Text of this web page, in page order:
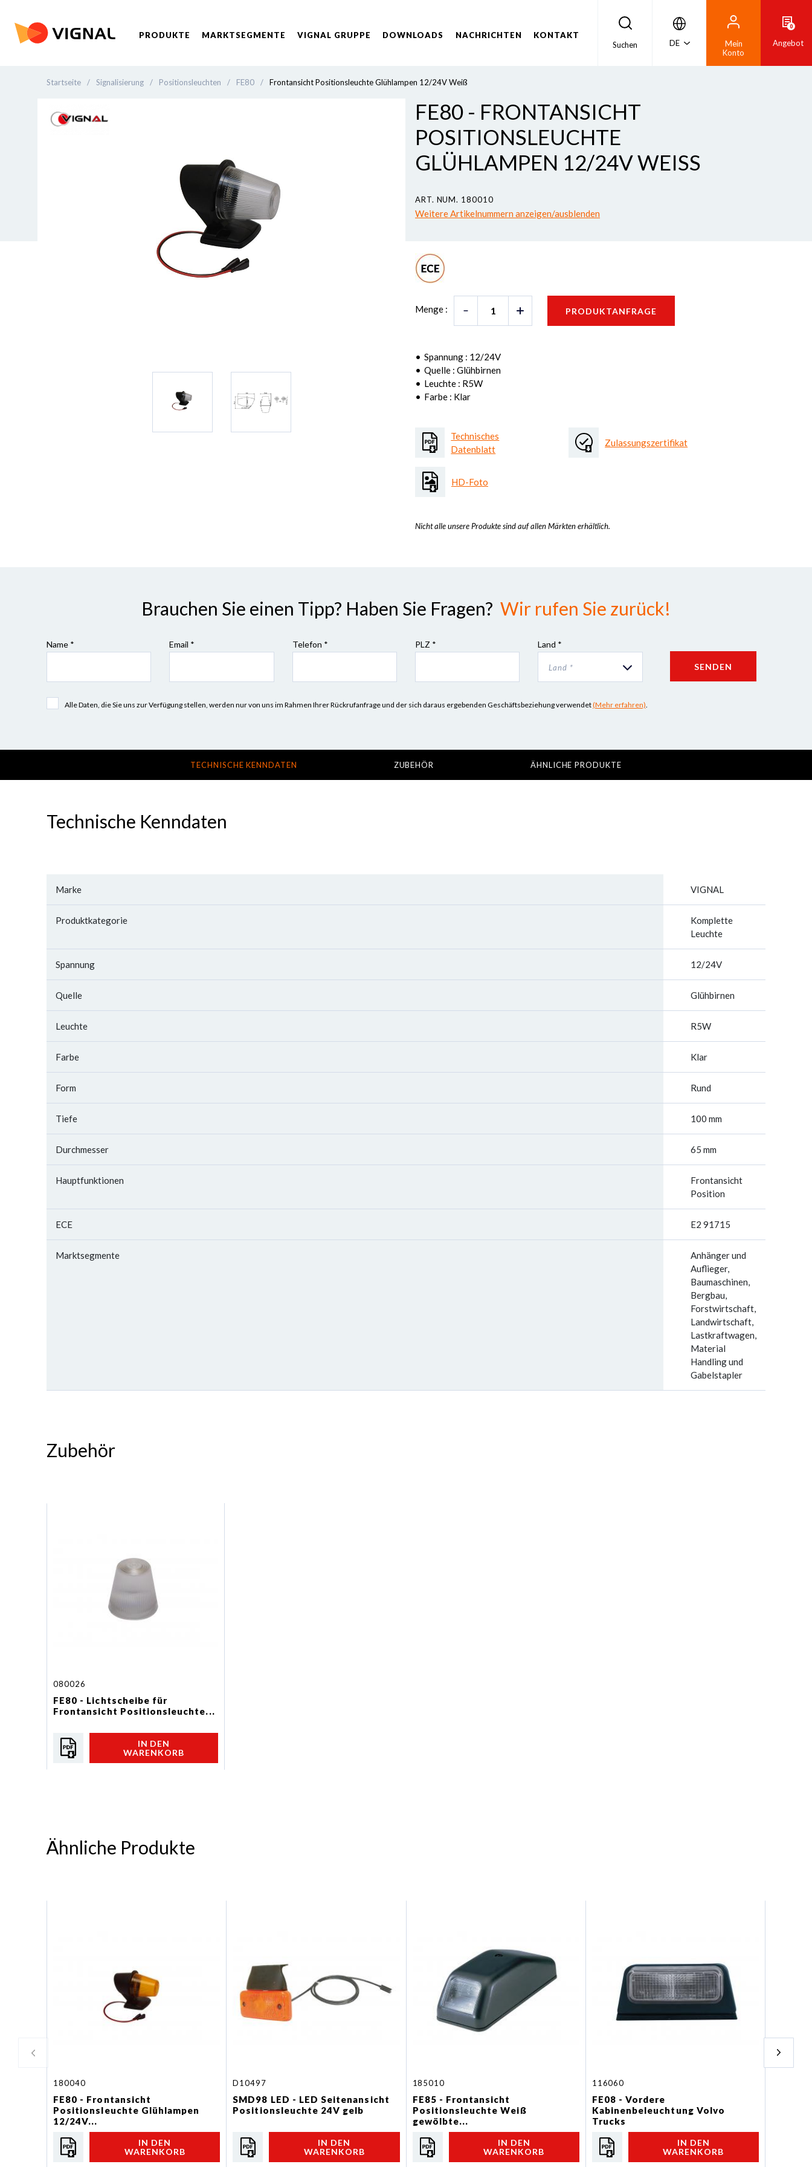
PRODUKTE MARKTSEGMENTE VIGNAL GRUPPE DOWNLOADS NACHRICHTEN
KONTAKT
Suchen
DE
Mein
Konto
0
Angebot
Startseite / Signalisierung / Positionsleuchten / FE80 / Frontansicht Positionsleuchte Glühlampen 12/24V Weiß
FE80 - FRONTANSICHT
POSITIONSLEUCHTE
GLÜHLAMPEN 12/24V WEISS
ART. NUM. 180010
Weitere Artikelnummern anzeigen/ausblenden
Menge : PRODUKTANFRAGE
Spannung : 12/24V
Quelle : Glühbirnen
Leuchte : R5W
Farbe : Klar
Technisches
Datenblatt
HD-Foto
Zulassungszertifikat
Nicht alle unsere Produkte sind auf allen Märkten erhältlich.
Brauchen Sie einen Tipp? Haben Sie Fragen? Wir rufen Sie zurück!
Name * Email * Telefon * PLZ * Land *
Land * SENDEN
Alle Daten, die Sie uns zur Verfügung stellen, werden nur von uns im Rahmen Ihrer Rückrufanfrage und der sich daraus ergebenden Geschäftsbeziehung verwendet(Mehr erfahren).
TECHNISCHE KENNDATEN ZUBEHÖR ÄHNLICHE PRODUKTE
Technische Kenndaten
Marke VIGNAL
Produktkategorie
Komplette
Leuchte
Spannung 12/24V
Quelle Glühbirnen
Leuchte R5W
Farbe Klar
Form Rund
Tiefe 100 mm
Durchmesser 65 mm
Hauptfunktionen
Frontansicht
Position
ECE E2 91715
Marktsegmente
Anhänger und
Auflieger,
Baumaschinen,
Bergbau,
Forstwirtschaft,
Landwirtschaft,
Lastkraftwagen,
Material
Handling und
Gabelstapler
Zubehör
080026
FE80 - Lichtscheibe für
Frontansicht Positionsleuchte...
IN DEN
WARENKORB
Ähnliche Produkte
180040
FE80 - Frontansicht
Positionsleuchte Glühlampen
12/24V...
IN DEN
WARENKORB
D10497
SMD98 LED - LED Seitenansicht
Positionsleuchte 24V gelb
IN DEN
WARENKORB
185010
FE85 - Frontansicht
Positionsleuchte Weiß
gewölbte...
IN DEN
WARENKORB
116060
FE08 - Vordere
Kabinenbeleuchtung Volvo
Trucks
IN DEN
WARENKORB